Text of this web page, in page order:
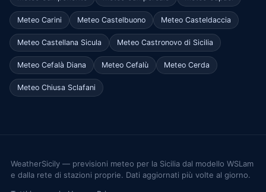
Meteo Carini Meteo Castelbuono Meteo Casteldaccia
Meteo Castellana Sicula Meteo Castronovo di Sicilia
Meteo Cefalà Diana Meteo Cefalù Meteo Cerda
Meteo Chiusa Sclafani
WeatherSicily — previsioni meteo per la Sicilia dal modello WSLam
e dalla rete di stazioni proprie. Dati aggiornati più volte al giorno.